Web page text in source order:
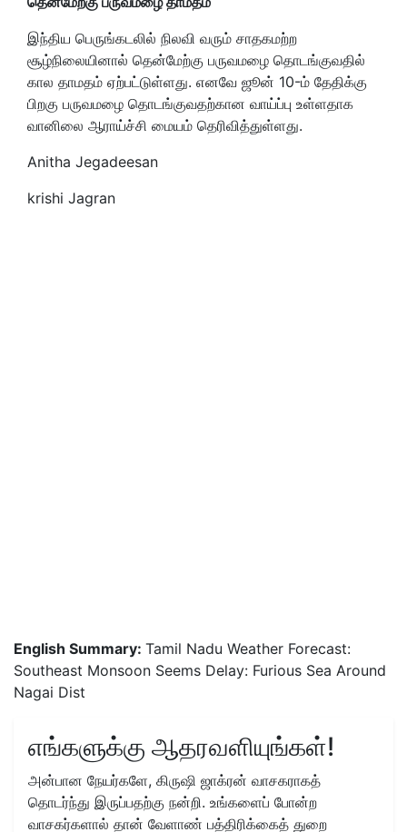
இந்திய பெருங்கடலில் நிலவி வரும் சாதகமற்ற
சூழ்நிலையினால் தென்மேற்கு பருவமழை தொடங்குவதில்
கால தாமதம் ஏற்பட்டுள்ளது. எனவே ஜூன் 10-ம் தேதிக்கு
பிறகு பருவமழை தொடங்குவதற்கான வாய்ப்பு உள்ளதாக
வானிலை ஆராய்ச்சி மையம் தெரிவித்துள்ளது.
Anitha Jegadeesan
krishi Jagran
English Summary: Tamil Nadu Weather Forecast:
Southeast Monsoon Seems Delay: Furious Sea Around
Nagai Dist
எங்களுக்கு ஆதரவளியுங்கள்!
அன்பான நேயர்களே, கிருஷி ஜாக்ரன் வாசகராகத்
தொடர்ந்து இருப்பதற்கு நன்றி. உங்களைப் போன்ற
வாசகர்களால் தான் வேளாண் பத்திரிக்கைத் துறை